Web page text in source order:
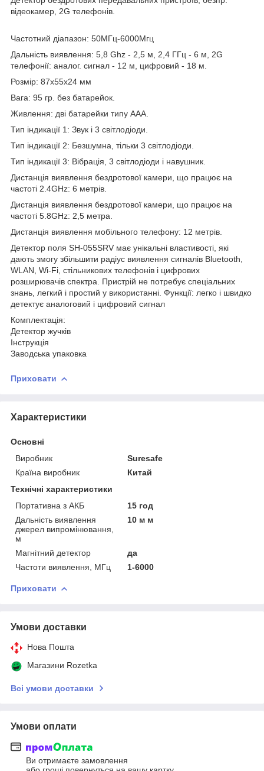
відеокамер, 2G телефонів.
Частотний діапазон: 50МГц-6000Мгц
Дальність виявлення: 5,8 Ghz - 2,5 м, 2,4 ГГц - 6 м, 2G
телефонії: аналог. сигнал - 12 м, цифровий - 18 м.
Розмір: 87х55х24 мм
Вага: 95 гр. без батарейок.
Живлення: дві батарейки типу ААА.
Тип індикації 1: Звук і 3 світлодіоди.
Тип індикації 2: Безшумна, тільки 3 світлодіоди.
Тип індикації 3: Вібрація, 3 світлодіоди і навушник.
Дистанція виявлення бездротової камери, що працює на
частоті 2.4GHz: 6 метрів.
Дистанція виявлення бездротової камери, що працює на
частоті 5.8GHz: 2,5 метра.
Дистанція виявлення мобільного телефону: 12 метрів.
Детектор поля SH-055SRV має унікальні властивості, які
дають змогу збільшити радіус виявлення сигналів Bluetooth,
WLAN, Wi-Fi, стільникових телефонів і цифрових
розширювачів спектра. Пристрій не потребує спеціальних
знань, легкий і простий у використанні. Функції: легко і швидко
детектує аналоговий і цифровий сигнал
Комплектація:
Детектор жучків
Інструкція
Заводська упаковка
Приховати
Характеристики
Основні
Виробник
Suresafe
Країна виробник
Китай
Технічні характеристики
Портативна з АКБ
15 год
Дальність виявлення
джерел випромінювання,
м
10 м м
Магнітний детектор
да
Частоти виявлення, МГц
1-6000
Приховати
Умови доставки
Нова Пошта
Магазини Rozetka
Всі умови доставки
Умови оплати
Ви отримаєте замовлення